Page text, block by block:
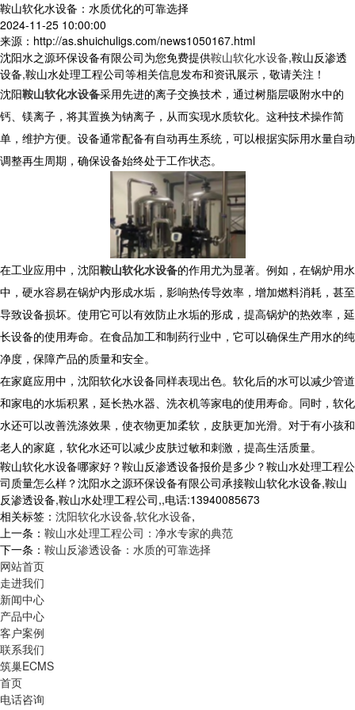
鞍山软化水设备：水质优化的可靠选择
2024-11-25 10:00:00
来源：http://as.shuichuligs.com/news1050167.html
沈阳水之源环保设备有限公司为您免费提供鞍山软化水设备,鞍山反渗透
设备,鞍山水处理工程公司等相关信息发布和资讯展示，敬请关注！
沈阳鞍山软化水设备采用先进的离子交换技术，通过树脂层吸附水中的
钙、镁离子，将其置换为钠离子，从而实现水质软化。这种技术操作简
单，维护方便。设备通常配备有自动再生系统，可以根据实际用水量自动
调整再生周期，确保设备始终处于工作状态。
在工业应用中，沈阳鞍山软化水设备的作用尤为显著。例如，在锅炉用水
中，硬水容易在锅炉内形成水垢，影响热传导效率，增加燃料消耗，甚至
导致设备损坏。使用它可以有效防止水垢的形成，提高锅炉的热效率，延
长设备的使用寿命。在食品加工和制药行业中，它可以确保生产用水的纯
净度，保障产品的质量和安全。
在家庭应用中，沈阳软化水设备同样表现出色。软化后的水可以减少管道
和家电的水垢积累，延长热水器、洗衣机等家电的使用寿命。同时，软化
水还可以改善洗涤效果，使衣物更加柔软，皮肤更加光滑。对于有小孩和
老人的家庭，软化水还可以减少皮肤过敏和刺激，提高生活质量。
鞍山软化水设备哪家好？鞍山反渗透设备报价是多少？鞍山水处理工程公
司质量怎么样？沈阳水之源环保设备有限公司承接鞍山软化水设备,鞍山
反渗透设备,鞍山水处理工程公司,,电话:13940085673
相关标签： 沈阳软化水设备,软化水设备,
上一条： 鞍山水处理工程公司：净水专家的典范
下一条： 鞍山反渗透设备：水质的可靠选择
网站首页
走进我们
新闻中心
产品中心
客户案例
联系我们
筑巢ECMS
首页
电话咨询